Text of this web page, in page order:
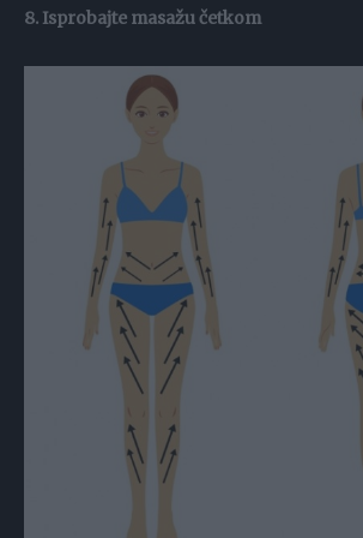
8. Isprobajte masažu četkom